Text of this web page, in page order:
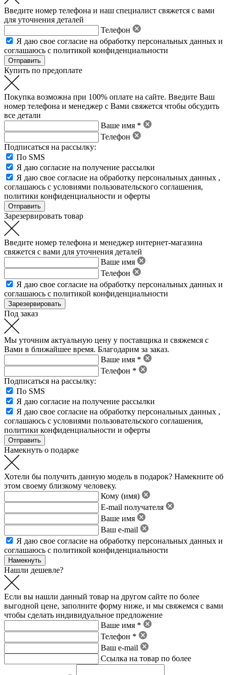
Введите номер телефона и наш специалист свяжется с вами
для уточнения деталей
Телефон
Я даю свое согласие на обработку персональных данных и
соглашаюсь с политикой конфиденциальности
Купить по предоплате
Покупка возможна при 100% оплате на сайте. Введите Ваш
номер телефона и менеджер с Вами свяжется чтобы обсудить
все детали
Ваше имя *
Телефон
Подписаться на рассылку:
По SMS
Я даю согласие на получение рассылки
Я даю свое согласие на обработку персональных данных ,
соглашаюсь с условиями пользовательского соглашения,
политики конфиденциальности и оферты
Зарезервировать товар
Введите номер телефона и менеджер интернет-магазина
свяжется с вами для уточнения деталей
Ваше имя
Телефон
Я даю свое согласие на обработку персональных данных и
соглашаюсь с политикой конфиденциальности
Под заказ
Мы уточним актуальную цену у поставщика и свяжемся с
Вами в ближайшее время. Благодарим за заказ.
Ваше имя *
Телефон *
Подписаться на рассылку:
По SMS
Я даю согласие на получение рассылки
Я даю свое согласие на обработку персональных данных ,
соглашаюсь с условиями пользовательского соглашения,
политики конфиденциальности и оферты
Намекнуть о подарке
Хотели бы получить данную модель в подарок? Намекните об
этом своему близкому человеку.
Кому (имя)
E-mail получателя
Ваше имя
Ваш e-mail
Я даю свое согласие на обработку персональных данных и
соглашаюсь с политикой конфиденциальности
Нашли дешевле?
Если вы нашли данный товар на другом сайте по более
выгодной цене, заполните форму ниже, и мы свяжемся с вами
чтобы сделать индивидуальное предложение
Ваше имя *
Телефон *
Ваш e-mail
Ссылка на товар по более